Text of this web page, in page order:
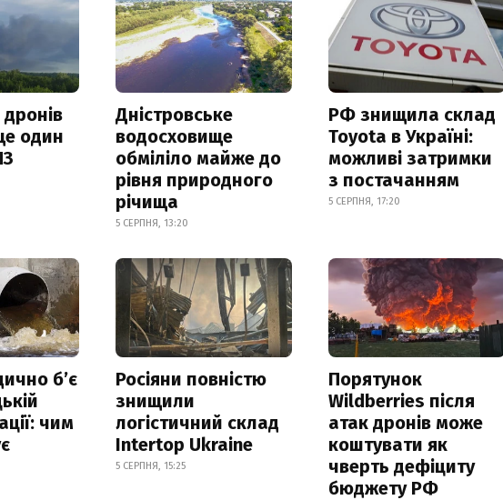
один
Дністровське
водосховище
обміліло майже до
рівня природного
річища
5 СЕРПНЯ, 13:20
РФ знищила склад
Toyota в Україні:
можливі затримки
з постачанням
5 СЕРПНЯ, 17:20
б’є
чим
Росіяни повністю
знищили
логістичний склад
Intertop Ukraine
5 СЕРПНЯ, 15:25
Порятунок
Wildberries після
атак дронів може
коштувати як
чверть дефіциту
бюджету РФ